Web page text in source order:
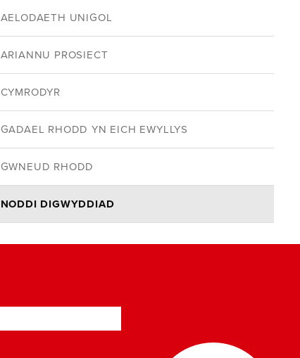
AELODAETH UNIGOL
ARIANNU PROSIECT
CYMRODYR
GADAEL RHODD YN EICH EWYLLYS
GWNEUD RHODD
NODDI DIGWYDDIAD